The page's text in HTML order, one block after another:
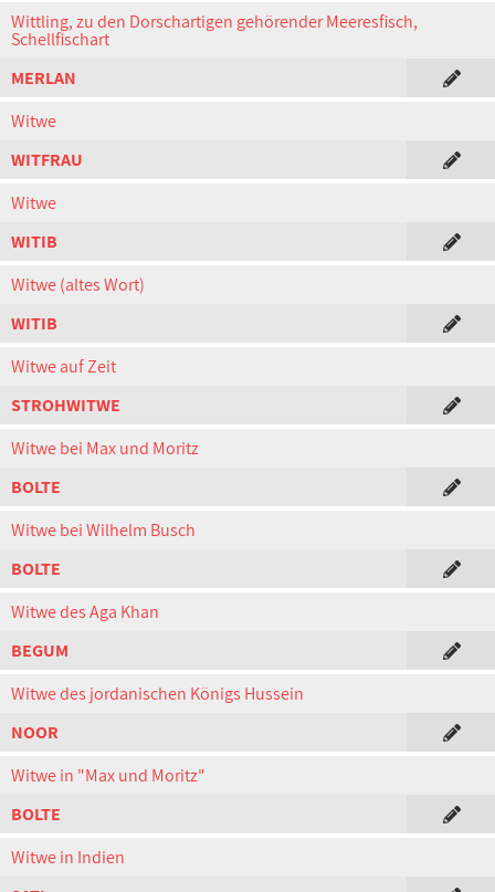
Wittling, zu den Dorschartigen gehörender Meeresfisch,
Schellfischart
MERLAN
Witwe
WITFRAU
Witwe
WITIB
Witwe (altes Wort)
WITIB
Witwe auf Zeit
STROHWITWE
Witwe bei Max und Moritz
BOLTE
Witwe bei Wilhelm Busch
BOLTE
Witwe des Aga Khan
BEGUM
Witwe des jordanischen Königs Hussein
NOOR
Witwe in "Max und Moritz"
BOLTE
Witwe in Indien